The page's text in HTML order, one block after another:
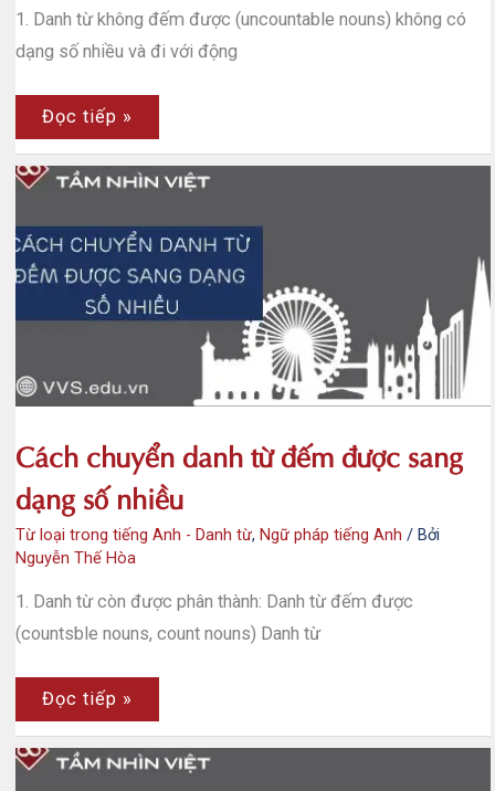
1. Danh từ không đếm được (uncountable nouns) không có
dạng số nhiều và đi với động
Cách
chuyển
danh
từ
không
được
sang
dạng
số
nhiều
Đọc tiếp »
Cách chuyển danh từ đếm được sang
dạng số nhiều
Từ loại trong tiếng Anh - Danh từ, Ngữ pháp tiếng Anh / Bởi
Nguyễn Thế Hòa
1. Danh từ còn được phân thành: Danh từ đếm được
(countsble nouns, count nouns) Danh từ
Cách
chuyển
danh
từ
đếm
Đọc tiếp »